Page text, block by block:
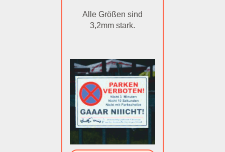
Alle Größen sind
3,2mm stark.